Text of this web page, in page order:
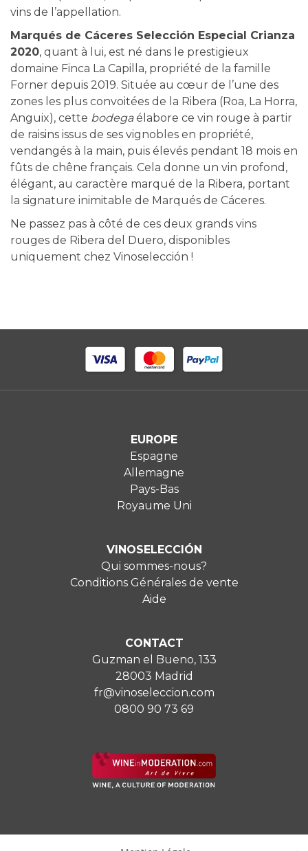
vins de l’appellation.
Marqués de Cáceres Selección Especial Crianza
2020, quant à lui, est né dans le prestigieux
domaine Finca La Capilla, propriété de la famille
Forner depuis 2019. Située au cœur de l’une des
zones les plus convoitées de la Ribera (Roa, La Horra,
Anguix), cette bodegaélabore ce vin rouge à partir
de raisins issus de ses vignobles en propriété,
vendangés à la main, puis élevés pendant 18 mois en
fûts de chêne français. Cela donne un vin profond,
élégant, au caractère marqué de la Ribera, portant
la signature inimitable de Marqués de Cáceres.
Ne passez pas à côté de ces deux grands vins
rouges de Ribera del Duero, disponibles
uniquement chez Vinoselección !
EUROPE
Espagne
Allemagne
Pays-Bas
Royaume Uni
VINOSELECCIÓN
Qui sommes-nous?
Conditions Générales de vente
Aide
CONTACT
Guzman el Bueno, 133
28003 Madrid
fr@vinoseleccion.com
0800 90 73 69